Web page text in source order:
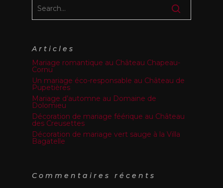
Articles
Mariage romantique au Château Chapeau-
Cornu
Un mariage éco-responsable au Château de
Pupetières
Mariage d’automne au Domaine de
Dolomieu
Décoration de mariage féérique au Château
des Creusettes
Décoration de mariage vert sauge à la Villa
Bagatelle
Commentaires récents